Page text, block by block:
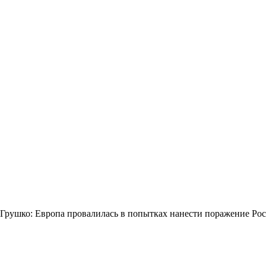
Грушко: Европа провалилась в попытках нанести поражение